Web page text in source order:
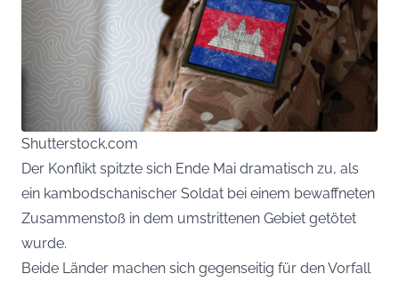
Shutterstock.com
Der Konflikt spitzte sich Ende Mai dramatisch zu, als
ein kambodschanischer Soldat bei einem bewaffneten
Zusammenstoß in dem umstrittenen Gebiet getötet
wurde.
Beide Länder machen sich gegenseitig für den Vorfall